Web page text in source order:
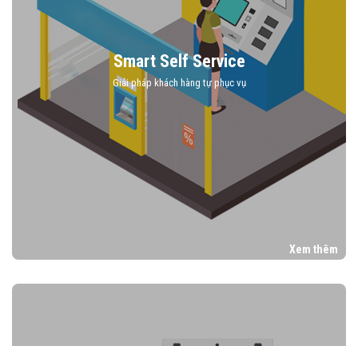
Smart Self Service
Giải pháp khách hàng tự phục vụ
Xem thêm